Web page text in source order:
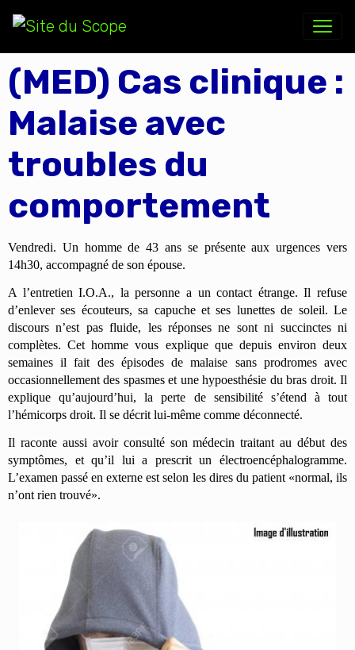
(MED) Cas clinique :
Malaise avec
troubles du
comportement
Vendredi. Un homme de 43 ans se présente aux urgences vers
14h30, accompagné de son épouse.
A l’entretien I.O.A., la personne a un contact étrange. Il refuse
d’enlever ses écouteurs, sa capuche et ses lunettes de soleil. Le
discours n’est pas fluide, les réponses ne sont ni succinctes ni
complètes. Cet homme vous explique que depuis environ deux
semaines il fait des épisodes de malaise sans prodromes avec
occasionnellement des spasmes et une hypoesthésie du bras droit. Il
explique qu’aujourd’hui, la perte de sensibilité s’étend à tout
l’hémicorps droit. Il se décrit lui-même comme déconnecté.
Il raconte aussi avoir consulté son médecin traitant au début des
symptômes, et qu’il lui a prescrit un électroencéphalogramme.
L’examen passé en externe est selon les dires du patient «normal, ils
n’ont rien trouvé».